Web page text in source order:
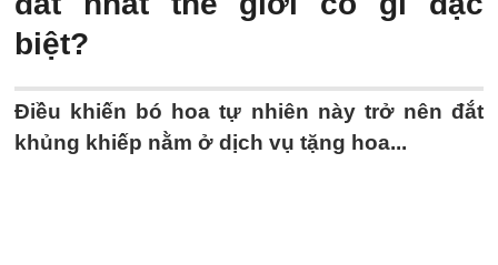
biệt?
Điều khiến bó hoa tự nhiên này trở nên đắt
khủng khiếp nằm ở dịch vụ tặng hoa...